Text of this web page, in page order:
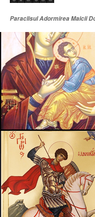
Paraclisul Adormirea Maicii